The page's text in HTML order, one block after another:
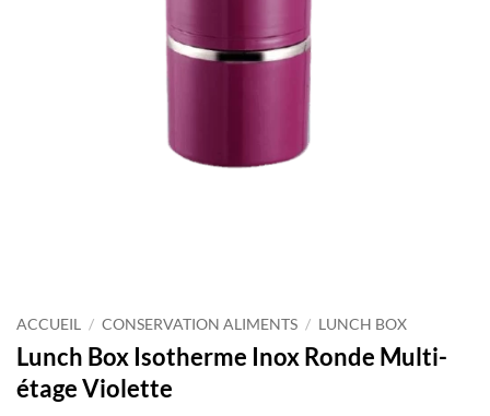
ACCUEIL / CONSERVATION ALIMENTS / LUNCH BOX
Lunch Box Isotherme Inox Ronde Multi-
étage Violette